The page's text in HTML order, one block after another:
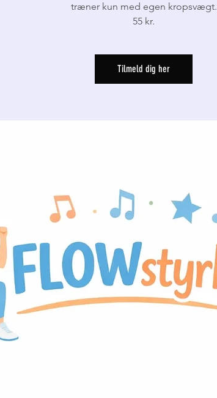
træner kun med egen kropsvægt.
55 kr.
Tilmeld dig her